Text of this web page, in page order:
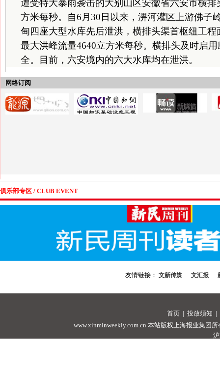
遭受特大暴雨袭击的大别山区安徽省六安市横排
方米每秒。自6月30日以来，淠河灌区上游佛子
甸四座大型水库先后泄洪，横排头渠首枢纽工
最大洪峰流量4640立方米每秒。横排头及时启
全。目前，六安境内的六大水库均在泄洪。
网络订阅
俱乐部专区 / CLUB EVENT
友情链接： 文新传媒 文汇报
首页 | 投放须知 |
www.xinminweekly.com.cn 本站版权上海报业集团所